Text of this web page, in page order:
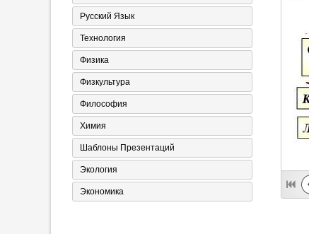
Русский Язык
Технология
Физика
Физкультура
Философия
Химия
Шаблоны Презентаций
Экология
Экономика